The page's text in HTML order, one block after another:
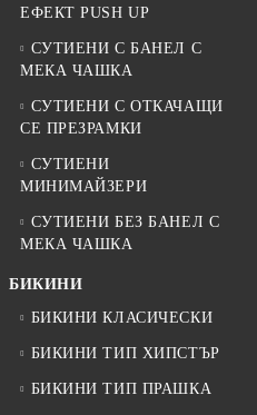
ЕФЕКТ PUSH UP
СУТИЕНИ С БАНЕЛ С
МЕКА ЧАШКА
СУТИЕНИ С ОТКАЧАЩИ
СЕ ПРЕЗРАМКИ
СУТИЕНИ
МИНИМАЙЗЕРИ
СУТИЕНИ БЕЗ БАНЕЛ С
МЕКА ЧАШКА
БИКИНИ
БИКИНИ КЛАСИЧЕСКИ
БИКИНИ ТИП ХИПСТЪР
БИКИНИ ТИП ПРАШКА